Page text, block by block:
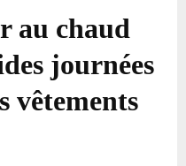
au chaud
journées
vêtements